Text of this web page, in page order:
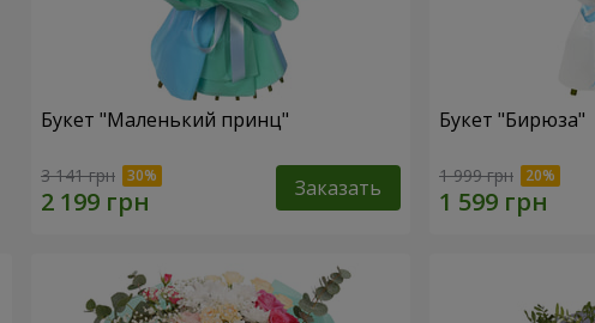
Букет "Маленький принц"
3 141 грн Заказать
Букет "Бирюза"
1 999 грн